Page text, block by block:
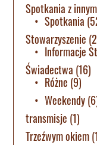
Spotkania z
Spotkania
Stowarzyszenie
Informacje
Świadectwa (16)
Różne (9)
Weekendy
transmisje (1)
Trzeźwym okiem